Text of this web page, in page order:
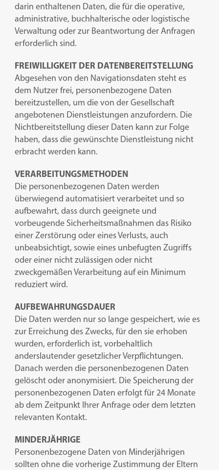
darin enthaltenen Daten, die für die operative,
administrative, buchhalterische oder logistische
Verwaltung oder zur Beantwortung der Anfragen
erforderlich sind.
FREIWILLIGKEIT DER DATENBEREITSTELLUNG
Abgesehen von den Navigationsdaten steht es
dem Nutzer frei, personenbezogene Daten
bereitzustellen, um die von der Gesellschaft
angebotenen Dienstleistungen anzufordern. Die
Nichtbereitstellung dieser Daten kann zur Folge
haben, dass die gewünschte Dienstleistung nicht
erbracht werden kann.
VERARBEITUNGSMETHODEN
Die personenbezogenen Daten werden
überwiegend automatisiert verarbeitet und so
aufbewahrt, dass durch geeignete und
vorbeugende Sicherheitsmaßnahmen das Risiko
einer Zerstörung oder eines Verlusts, auch
unbeabsichtigt, sowie eines unbefugten Zugriffs
oder einer nicht zulässigen oder nicht
zweckgemäßen Verarbeitung auf ein Minimum
reduziert wird.
AUFBEWAHRUNGSDAUER
Die Daten werden nur so lange gespeichert, wie es
zur Erreichung des Zwecks, für den sie erhoben
wurden, erforderlich ist, vorbehaltlich
anderslautender gesetzlicher Verpflichtungen.
Danach werden die personenbezogenen Daten
gelöscht oder anonymisiert. Die Speicherung der
personenbezogenen Daten erfolgt für 24 Monate
ab dem Zeitpunkt Ihrer Anfrage oder dem letzten
relevanten Kontakt.
MINDERJÄHRIGE
Personenbezogene Daten von Minderjährigen
sollten ohne die vorherige Zustimmung der Eltern